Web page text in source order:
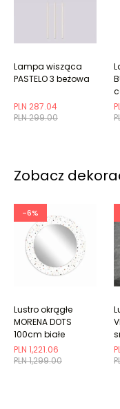
PLN 299.00
PLN 287.04
Lampa wisząca
PASTELO 3 beżowa
Zobacz
-6%
PLN 1,299.00
PLN 1,221.06
Lustro okrągłe
MORENA DOTS
100cm białe